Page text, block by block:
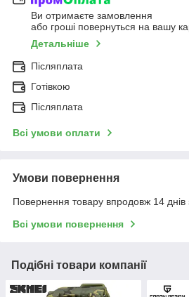
Ви отримаєте замовлення
або гроші повернуться на вашу
Детальніше
Післяплата
Готівкою
Післяплата
Всі умови оплати
Умови повернення
Повернення товару впродовж 14 днів
Всі умови повернення
Подібні товари компанії